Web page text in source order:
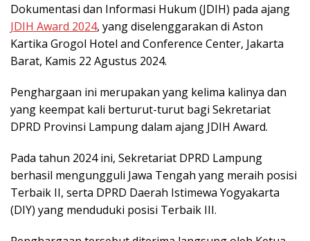
Dokumentasi dan Informasi Hukum (JDIH) pada ajang
JDIH Award 2024, yang diselenggarakan di Aston
Kartika Grogol Hotel and Conference Center, Jakarta
Barat, Kamis 22 Agustus 2024.
Penghargaan ini merupakan yang kelima kalinya dan
yang keempat kali berturut-turut bagi Sekretariat
DPRD Provinsi Lampung dalam ajang JDIH Award.
Pada tahun 2024 ini, Sekretariat DPRD Lampung
berhasil mengungguli Jawa Tengah yang meraih posisi
Terbaik II, serta DPRD Daerah Istimewa Yogyakarta
(DIY) yang menduduki posisi Terbaik III.